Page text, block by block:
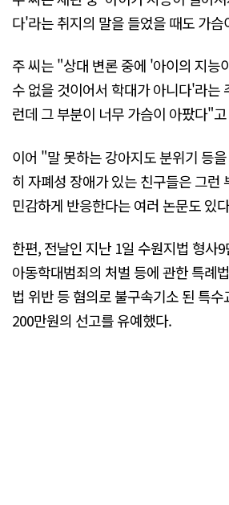
다'라는 취지의 말을 들었을 때도 가
주 씨는 "상대 변론 중에 '아이의 지능
수 없을 것이어서 학대가 아니다'라
런데 그 부분이 너무 가슴이 아팠다"
이어 "말 못하는 강아지도 분위기 등
히 자폐성 장애가 있는 친구들은 그런
민감하게 반응한다는 여러 논문도 있
한편, 전날인 지난 1일 수원지법 형사
아동학대범죄의 처벌 등에 관한 특례
법 위반 등 혐의로 불구속기소 된 특
200만원의 선고를 유예했다.